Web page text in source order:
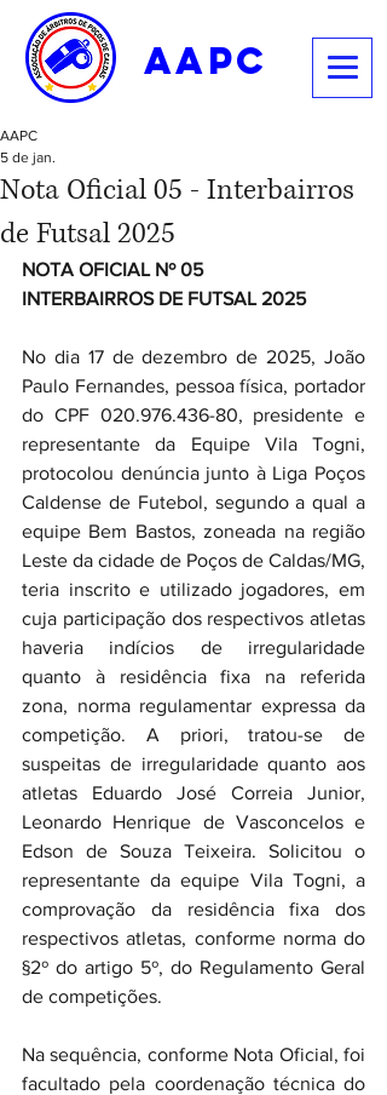
aapc
Nota Oficial 05 - Interbairros
de Futsal 2025
AAPC
5 de jan.
NOTA OFICIAL Nº 05
INTERBAIRROS DE FUTSAL 2025
No dia 17 de dezembro de 2025, João
Paulo Fernandes, pessoa física, portador
do CPF 020.976.436-80, presidente e
representante da Equipe Vila Togni,
protocolou denúncia junto à Liga Poços
Caldense de Futebol, segundo a qual a
equipe Bem Bastos, zoneada na região
Leste da cidade de Poços de Caldas/MG,
teria inscrito e utilizado jogadores, em
cuja participação dos respectivos atletas
haveria indícios de irregularidade
quanto à residência fixa na referida
zona, norma regulamentar expressa da
competição. A priori, tratou-se de
suspeitas de irregularidade quanto aos
atletas Eduardo José Correia Junior,
Leonardo Henrique de Vasconcelos e
Edson de Souza Teixeira. Solicitou o
representante da equipe Vila Togni, a
comprovação da residência fixa dos
respectivos atletas, conforme norma do
§2º do artigo 5º, do Regulamento Geral
de competições.
Na sequência, conforme Nota Oficial, foi
facultado pela coordenação técnica do